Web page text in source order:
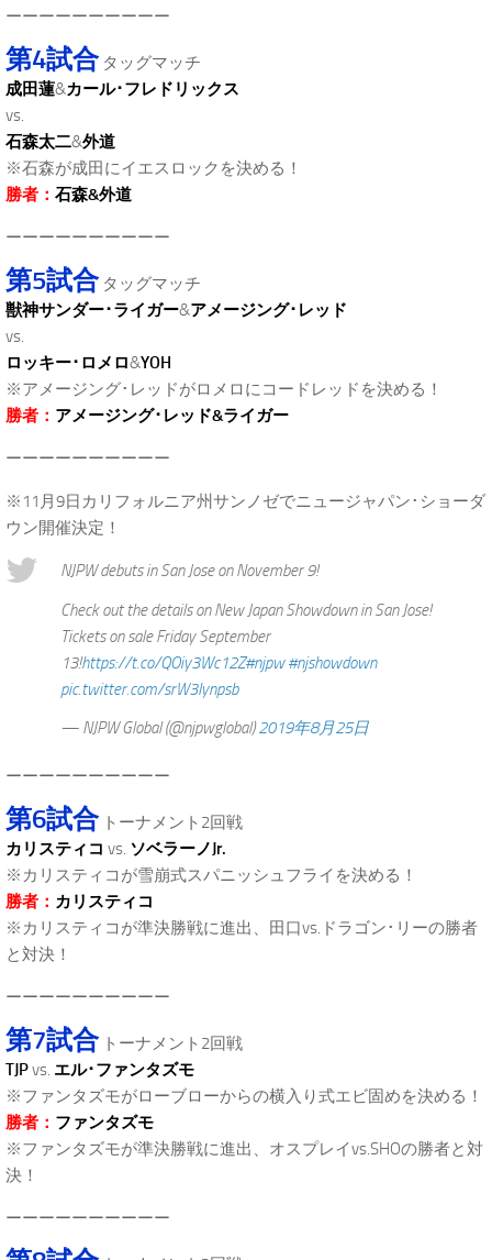
ーーーーーーーーーー
第4試合タッグマッチ
成田蓮&カール･フレドリックス
vs.
石森太二&外道
※石森が成田にイエスロックを決める！
勝者： 石森&外道
ーーーーーーーーーー
第5試合タッグマッチ
獣神サンダー･ライガー&アメージング･レッド
vs.
ロッキー･ロメロ&YOH
※アメージング･レッドがロメロにコードレッドを決める！
勝者： アメージング･レッド&ライガー
ーーーーーーーーーー
※11月9日カリフォルニア州サンノゼでニュージャパン･ショーダ
ウン開催決定！
NJPW debuts in San Jose on November 9!
Check out the details on New Japan Showdown in San Jose!
Tickets on sale Friday September
13!https://t.co/QOiy3Wc12Z#njpw #njshowdown
pic.twitter.com/srW3Iynpsb
— NJPW Global (@njpwglobal)2019年8月25日
ーーーーーーーーーー
第6試合トーナメント2回戦
カリスティコ vs. ソベラーノJr.
※カリスティコが雪崩式スパニッシュフライを決める！
勝者： カリスティコ
※カリスティコが準決勝戦に進出、田口vs.ドラゴン･リーの勝者
と対決！
ーーーーーーーーーー
第7試合トーナメント2回戦
TJPvs. エル･ファンタズモ
※ファンタズモがローブローからの横入り式エビ固めを決める！
勝者： ファンタズモ
※ファンタズモが準決勝戦に進出、オスプレイvs.SHOの勝者と対
決！
ーーーーーーーーーー